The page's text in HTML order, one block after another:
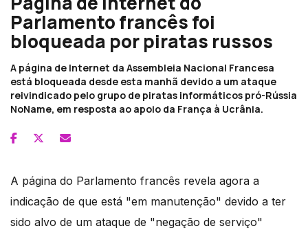
Parlamento francês foi
bloqueada por piratas russos
A página de Internet da Assembleia Nacional Francesa
está bloqueada desde esta manhã devido a um ataque
reivindicado pelo grupo de piratas informáticos pró-Rússia
NoName, em resposta ao apoio da França à Ucrânia.
A página do Parlamento francês revela agora a
indicação de que está "em manutenção" devido a ter
sido alvo de um ataque de "negação de serviço"